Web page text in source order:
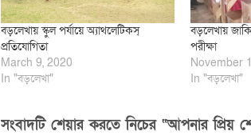
বড়লেখায় স্কুল পর্যায়ে অ্যাথলেটিকস্
প্রতিযোগিতা
March 9, 2020
In "বড়লেখা"
বড়লেখায়
পরীক্ষা
November
In "বড়লেখা"
সংবাদটি শেয়ার করতে নিচের “আপনার প্রিয়